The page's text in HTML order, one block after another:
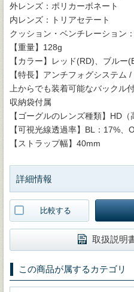
外レンズ：ポリカーボネート
内レンズ：トリアセテート
クッション・ベンチレーション
【重量】128g
【カラー】レッド(RD)、ブルー
【特長】アンチフォグシステム
上からでも装着可能なバックル
収納袋付属
【ゴーグルのレンズ種類】HD
【可視光線透過率】BL：17%、
【ストラップ幅】40mm
詳細情報
比較する
取扱説明
この商品が属するカテゴリ